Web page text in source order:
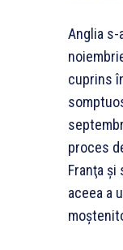
Anglia s-
cuprins
proces
Franţa
aceea a